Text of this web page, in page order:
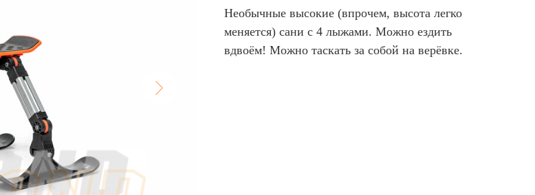
Необычные высокие (впрочем, высота легко
меняется) сани с 4 лыжами. Можно ездить
вдвоём! Можно таскать за собой на верёвке.